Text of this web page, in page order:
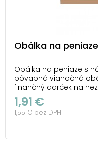
Obálka na
Obálka na peniaze s
pôvabná vianočná
finančný darček na
drevenom pozadí sa
miska plná orieškov,
medovníka, ktoré
1,91 €
1,55 € bez DPH